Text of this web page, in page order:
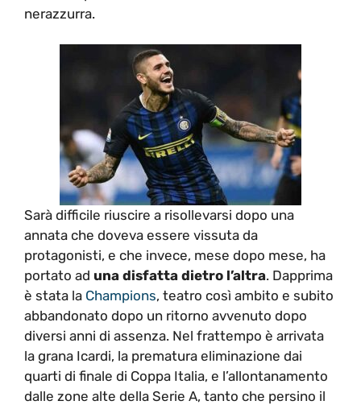
nerazzurra.
Sarà difficile riuscire a risollevarsi dopo una
annata che doveva essere vissuta da
protagonisti, e che invece, mese dopo mese, ha
portato ad una disfatta dietro l’altra. Dapprima
è stata la Champions, teatro così ambito e subito
abbandonato dopo un ritorno avvenuto dopo
diversi anni di assenza. Nel frattempo è arrivata
la grana Icardi, la prematura eliminazione dai
quarti di finale di Coppa Italia, e l’allontanamento
dalle zone alte della Serie A, tanto che persino il